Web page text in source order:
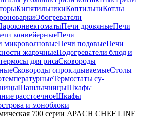
КипятильникиКоптильниКотлы
Обогреватели
Печи дровяныеПечи
конвейерныеПечи
микроволновыеПечи подовыеПечи
жарочныеПодогреватели блюд и
для рисаСковороды
Сковороды опрокидываемыеСтолы
Термостаты су-
ШашлычницыШкафы
расстоечноеШкафы
и моноблоки
700 серии APACH CHEF LINE